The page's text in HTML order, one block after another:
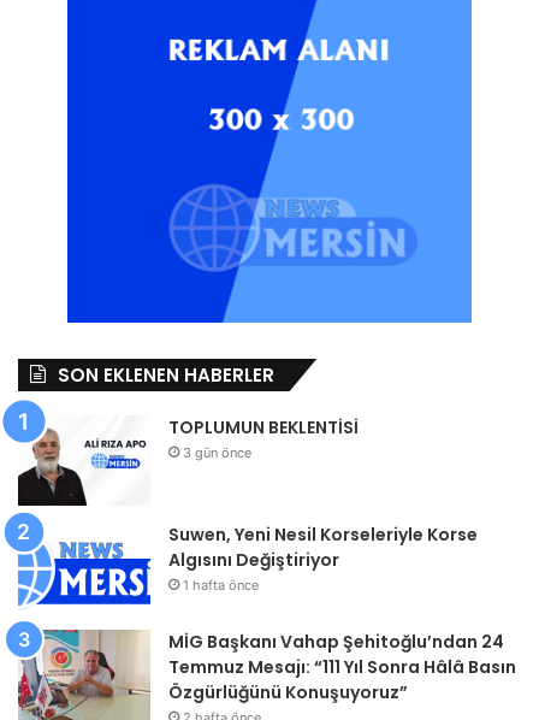
SON EKLENEN HABERLER
TOPLUMUN BEKLENTİSİ
3 gün önce
Suwen, Yeni Nesil Korseleriyle Korse
Algısını Değiştiriyor
1 hafta önce
MİG Başkanı Vahap Şehitoğlu’ndan 24
Temmuz Mesajı: “111 Yıl Sonra Hâlâ Basın
Özgürlüğünü Konuşuyoruz”